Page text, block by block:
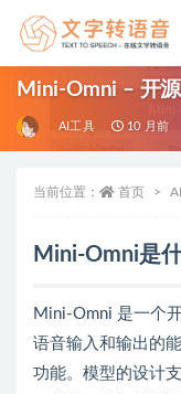
Mini-Omni – 开
AI工具 10 月前
当前位置： 首页
Mini-Omni是
Mini-Omni 是一个
语音输入和输出的
功能。模型的设计